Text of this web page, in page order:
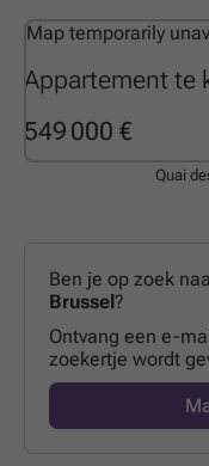
Appartement te
549 000 €
Map temporarily
Quai
Ben je op zoek
Brussel?
Ontvang een e-
zoekertje wordt